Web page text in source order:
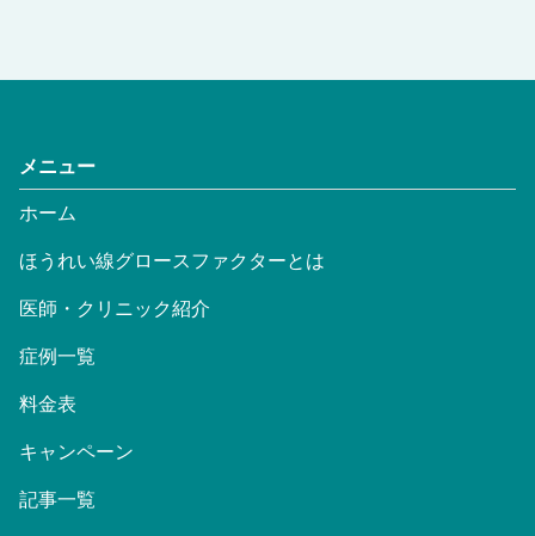
メニュー
ホーム
ほうれい線グロースファクターとは
医師・クリニック紹介
症例一覧
料金表
キャンペーン
記事一覧